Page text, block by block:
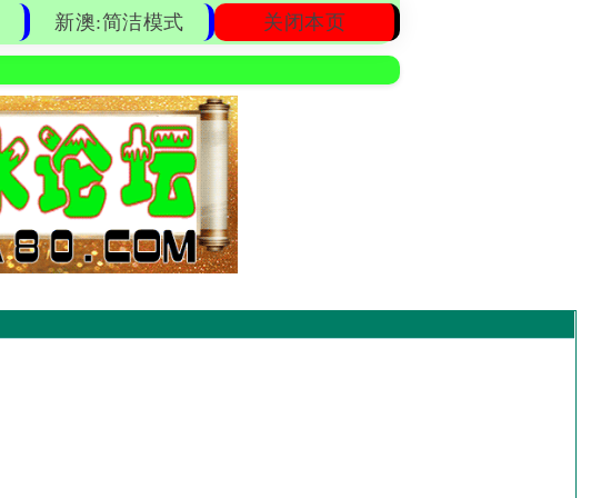
新澳:简洁模式 关闭本页